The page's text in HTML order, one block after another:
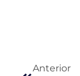
Anterior